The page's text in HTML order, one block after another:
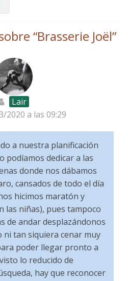
“Brasserie Joël”
Lair
2020 a las 09:29
a nuestra planificación
podíamos dedicar a las
donde nos dábamos
cansados de todo el día
hicimos maratón y
las niñas), pues tampoco
de andar desplazándonos
ni tan siquiera cenar muy
poder llegar pronto a
lo reducido de
hay que reconocer